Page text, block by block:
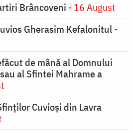
Brâncoveni - 16 August
Gherasim Kefalonitul-
de mână al Domnului
al Sfintei Mahrame a
Cuvioși din Lavra